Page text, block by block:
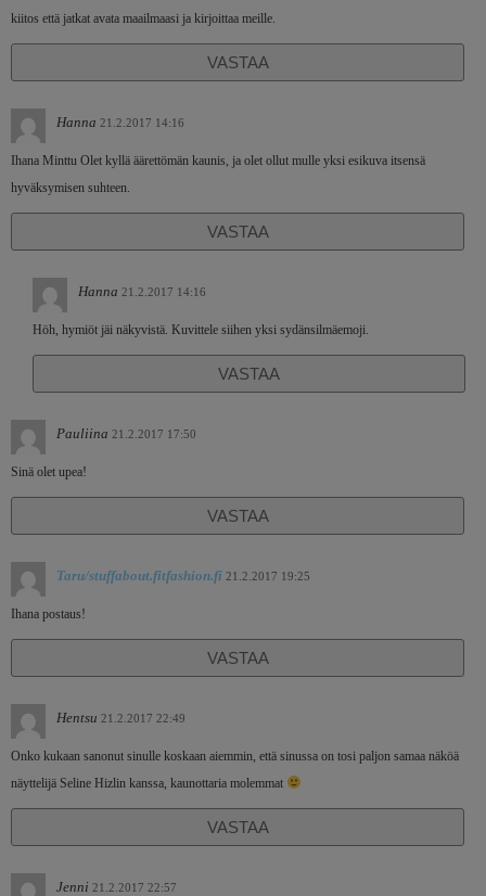
kiitos että jatkat avata maailmaasi ja kirjoittaa meille.
VASTAA
Hanna 21.2.2017 14:16
Ihana Minttu Olet kyllä äärettömän kaunis, ja olet ollut mulle yksi esikuva itsensä
hyväksymisen suhteen.
VASTAA
Hanna 21.2.2017 14:16
Höh, hymiöt jäi näkyvistä. Kuvittele siihen yksi sydänsilmäemoji.
VASTAA
Pauliina 21.2.2017 17:50
Sinä olet upea!
VASTAA
Taru/stuffabout.fitfashion.fi 21.2.2017 19:25
Ihana postaus!
VASTAA
Hentsu 21.2.2017 22:49
Onko kukaan sanonut sinulle koskaan aiemmin, että sinussa on tosi paljon samaa näköä
näyttelijä Seline Hizlin kanssa, kaunottaria molemmat
VASTAA
Jenni 21.2.2017 22:57